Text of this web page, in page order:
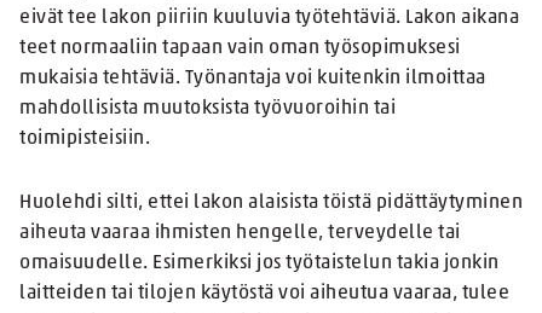
eivät tee lakon piiriin kuuluvia työtehtäviä. Lakon aikana
teet normaaliin tapaan vain oman työsopimuksesi
mukaisia tehtäviä. Työnantaja voi kuitenkin ilmoittaa
mahdollisista muutoksista työvuoroihin tai
toimipisteisiin.
Huolehdi silti, ettei lakon alaisista töistä pidättäytyminen
aiheuta vaaraa ihmisten hengelle, terveydelle tai
omaisuudelle. Esimerkiksi jos työtaistelun takia jonkin
laitteiden tai tilojen käytöstä voi aiheutua vaaraa, tulee